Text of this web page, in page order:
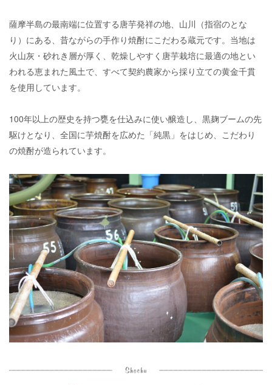
薩摩半島の最南端に位置する唐芋発祥の地、山川（指宿のとな
り）にある、昔ながらの手作り焼酎にこだわる蔵元です。当地は
火山灰・砂れき層が厚く、乾燥しやすく唐芋栽培に最適の地とい
われる恵まれた風土で、すべて契約農家から採り立ての黄金千貫
を使用しています。
100年以上の歴史を持つ甕を仕込みに使い醸造し、黒麹ブームの先
駆けとなり、全国に芋焼酎を広めた「純黒」をはじめ、こだわり
の焼酎が造られています。